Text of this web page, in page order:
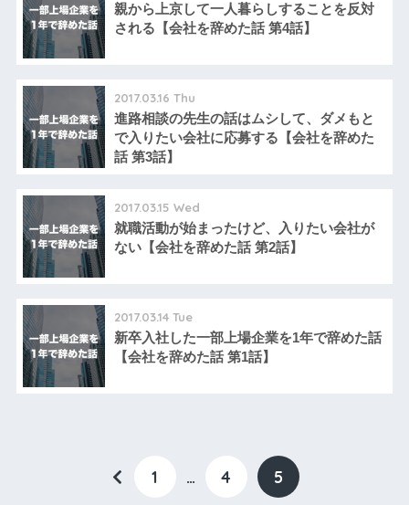
親から上京して一人暮らしすることを反対
される【会社を辞めた話 第4話】
2017.03.16 Thu
進路相談の先生の話はムシして、ダメもと
で入りたい会社に応募する【会社を辞めた
話 第3話】
2017.03.15 Wed
就職活動が始まったけど、入りたい会社が
ない【会社を辞めた話 第2話】
2017.03.14 Tue
新卒入社した一部上場企業を1年で辞めた話
【会社を辞めた話 第1話】
1 … 4 5